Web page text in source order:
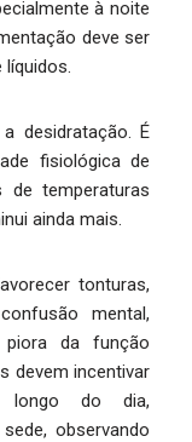
à noite
deve ser
líquidos.
desidratação. É
fisiológica de
de temperaturas
ainda mais.
tonturas,
mental,
piora da função
devem incentivar
do dia,
observando